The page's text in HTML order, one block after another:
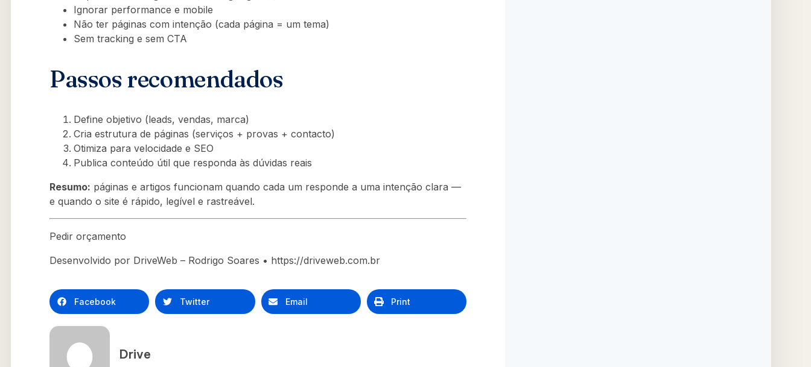
Ignorar performance e mobile
Não ter páginas com intenção (cada página = um tema)
Sem tracking e sem CTA
Passos recomendados
Define objetivo (leads, vendas, marca)
Cria estrutura de páginas (serviços + provas + contacto)
Otimiza para velocidade e SEO
Publica conteúdo útil que responda às dúvidas reais
Resumo: páginas e artigos funcionam quando cada um responde a uma intenção clara —
e quando o site é rápido, legível e rastreável.
Pedir orçamento
Desenvolvido por DriveWeb – Rodrigo Soares • https://driveweb.com.br
Facebook Twitter Email Print
Drive